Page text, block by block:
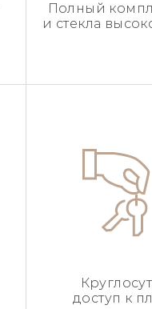
Полный
и стекла
доступ к